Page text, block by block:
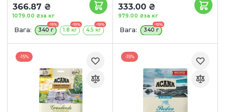
366.87 ₴
за кг
1079.00 ₴
Вага:
-15%
340 г
-15%
1.8 кг
-15%
4.5 кг
333.00 ₴
за кг
979.00 ₴
Вага:
-15%
340 г
-15% -15%